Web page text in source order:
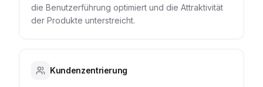
die Benutzerführung optimiert und die Attraktivität
der Produkte unterstreicht.
Kundenzentrierung